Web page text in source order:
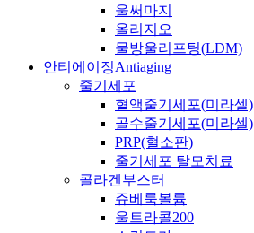
울써마지
올리지오
물방울리프팅(LDM)
안티에이징Antiaging
줄기세포
혈액줄기세포(미라셀)
골수줄기세포(미라셀)
PRP(혈소판)
줄기세포 탈모치료
콜라겐부스터
쥬베룩볼륨
울트라콜200